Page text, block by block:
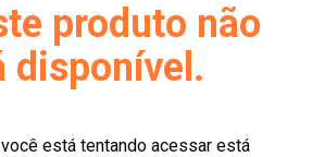
produto não
disponível.
está tentando acessar está